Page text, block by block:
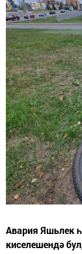
Авария Яшьлек
киселешендә